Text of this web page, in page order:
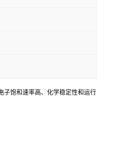
子饱和速率高、化学稳定性和运行